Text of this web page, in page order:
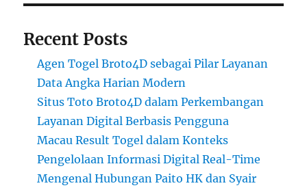
Recent Posts
Agen Togel Broto4D sebagai Pilar Layanan
Data Angka Harian Modern
Situs Toto Broto4D dalam Perkembangan
Layanan Digital Berbasis Pengguna
Macau Result Togel dalam Konteks
Pengelolaan Informasi Digital Real-Time
Mengenal Hubungan Paito HK dan Syair